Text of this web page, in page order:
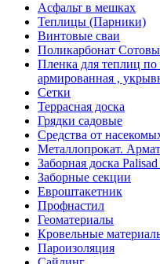
Асфальт в мешках
Теплицы (Парники)
Винтовые сваи
Поликарбонат
Пленка для теплиц
армированная ,
Сетки
Террасная доска
Грядки садовые
Средства от
Металлопрокат.
Заборная доска
Заборные секции
Евроштакетник
Профнастил
Геоматериалы
Кровельные
Пароизоляция